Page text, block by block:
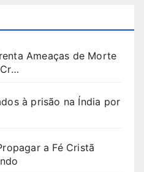
Ameaças de Morte
à prisão na Índia por
a Fé Cristã